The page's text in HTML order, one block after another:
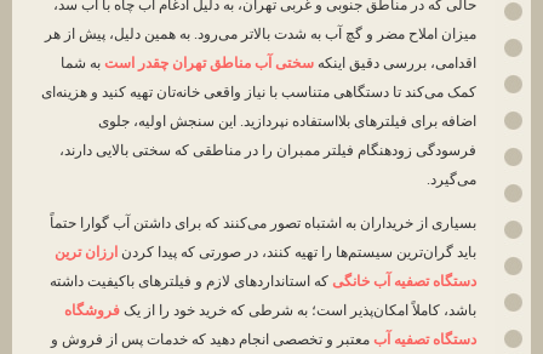
حالی که در مناطق جنوبی و غربی تهران، به دلیل ادغام آب چاه با آب سد،
میزان املاح مضر و گچ آب به شدت بالاتر می‌رود. به همین دلیل، پیش از هر
اقدامی، بررسی دقیق اینکهسختی آب مناطق تهران چقدر استبه شما
کمک می‌کند تا دستگاهی متناسب با نیاز واقعی خانه‌تان تهیه کنید و هزینه‌ای
اضافه برای فیلترهای بلااستفاده نپردازید. این سنجش اولیه، جلوی
فرسودگی زودهنگام فیلتر ممبران را در مناطقی که سختی بالایی دارند،
می‌گیرد.
بسیاری از خریداران به اشتباه تصور می‌کنند که برای داشتن آب گوارا حتماً
باید گران‌ترین سیستم‌ها را تهیه کنند، در صورتی که پیدا کردنارزان ترین
دستگاه تصفیه آب خانگیکه استانداردهای لازم و فیلترهای باکیفیت داشته
باشد، کاملاً امکان‌پذیر است؛ به شرطی که خرید خود را از یکفروشگاه
دستگاه تصفیه آب معتبر و تخصصی انجام دهید که خدمات پس از فروش و